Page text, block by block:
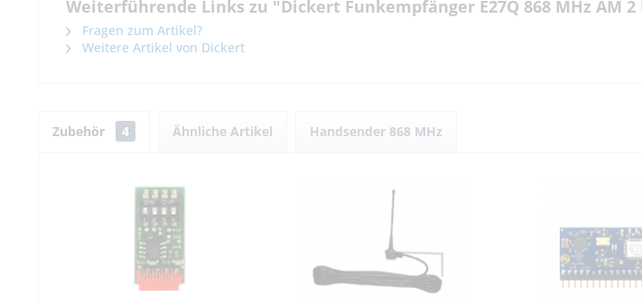
Weiterführende Links zu "Dickert Funkempfänger E27Q 868 MHz AM 2
Fragen zum Artikel?
Weitere Artikel von Dickert
Zubehör 4 Ähnliche Artikel Handsender 868 MHz